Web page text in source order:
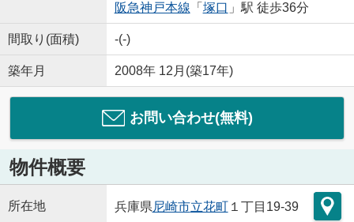
阪急神戸本線 「 塚口 」駅 徒歩36分
間取り(面積) -(-)
築年月 2008年 12月(築17年)
お問い合わせ(無料)
物件概要
所在地 兵庫県尼崎市立花町１丁目19-39